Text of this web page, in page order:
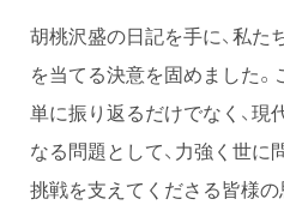
胡桃沢盛の日記を手に、私
を当てる決意を固めました。
単に振り返るだけでなく、現
なる問題として、力強く世に
挑戦を支えてくださる皆様の